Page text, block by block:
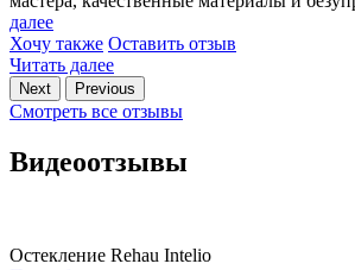
далее
Хочу также Оставить отзыв
Читать далее
Next Previous
Смотреть все отзывы
Видеоотзывы
Остекление Rehau Intelio